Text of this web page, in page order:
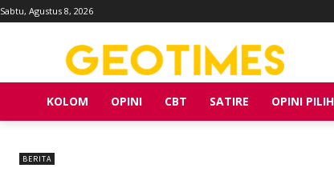
Sabtu, Agustus 8, 2026
KOLOM OPINI CBT SATIRE OPINI
BERITA